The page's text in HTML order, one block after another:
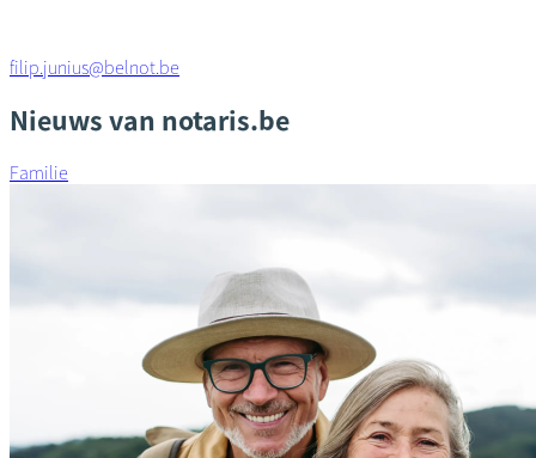
filip.junius@belnot.be
Nieuws van notaris.be
Familie